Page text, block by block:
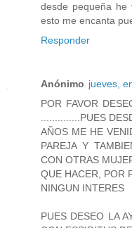
desde pequeña
esto me encanta
Responder
Anónimo jueves,
POR FAVOR
..............PUES
AÑOS ME HE
PAREJA Y
CON OTRAS
QUE HACER, POR
NINGUN INTERES
PUES DESEO LA